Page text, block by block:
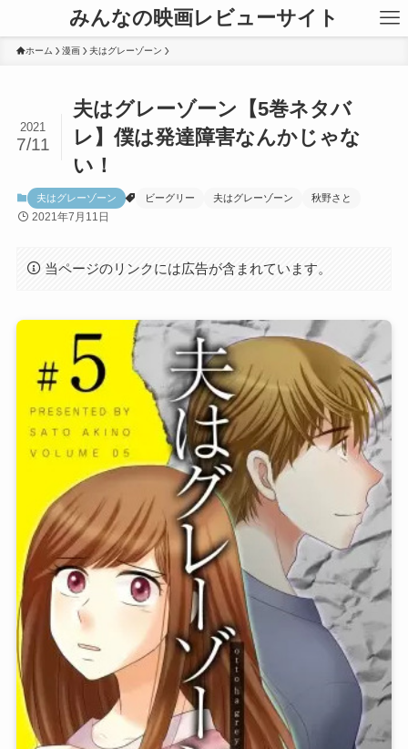
みんなの映画レビューサイト
ホーム 漫画 夫はグレーゾーン
夫はグレーゾーン【5巻ネタバ
レ】僕は発達障害なんかじゃな
い！
2021
7/11
夫はグレーゾーン ビーグリー 夫はグレーゾーン 秋野さと
2021年7月11日
当ページのリンクには広告が含まれています。